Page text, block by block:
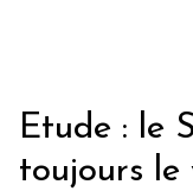
Etude : le
toujours le